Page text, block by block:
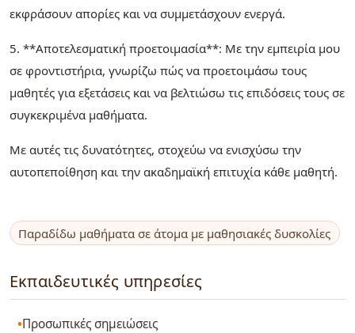
εκφράσουν απορίες και να συμμετάσχουν ενεργά.
5. **Αποτελεσματική προετοιμασία**: Με την εμπειρία μου
σε φροντιστήρια, γνωρίζω πώς να προετοιμάσω τους
μαθητές για εξετάσεις και να βελτιώσω τις επιδόσεις τους σε
συγκεκριμένα μαθήματα.
Με αυτές τις δυνατότητες, στοχεύω να ενισχύσω την
αυτοπεποίθηση και την ακαδημαϊκή επιτυχία κάθε μαθητή.
Παραδίδω μαθήματα σε άτομα με μαθησιακές δυσκολίες
Εκπαιδευτικές υπηρεσίες
Προσωπικές σημειώσεις